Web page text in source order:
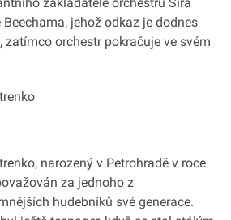
jehož odkaz je dodnes
zatímco orchestr pokračuje ve svém
narozený v Petrohradě v roce
za jednoho z
hudebníků své generace.